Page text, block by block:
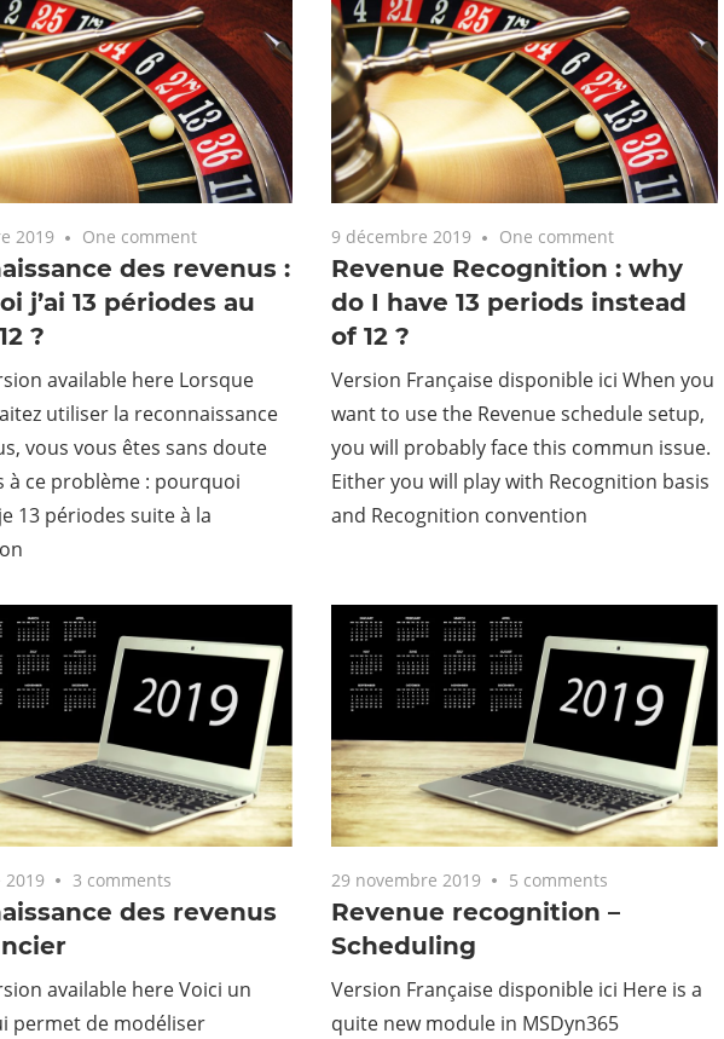
2019 One comment
des revenus :
j’ai 13 périodes au
?
available here Lorsque
utiliser la reconnaissance
vous vous êtes sans doute
à ce problème : pourquoi
13 périodes suite à la
9 décembre 2019 One comment
Revenue Recognition : why
do I have 13 periods instead
of 12 ?
Version Française disponible ici When you
want to use the Revenue schedule setup,
you will probably face this commun issue.
Either you will play with Recognition basis
and Recognition convention
2019 3 comments
des revenus
available here Voici un
permet de modéliser
29 novembre 2019 5 comments
Revenue recognition –
Scheduling
Version Française disponible ici Here is a
quite new module in MSDyn365